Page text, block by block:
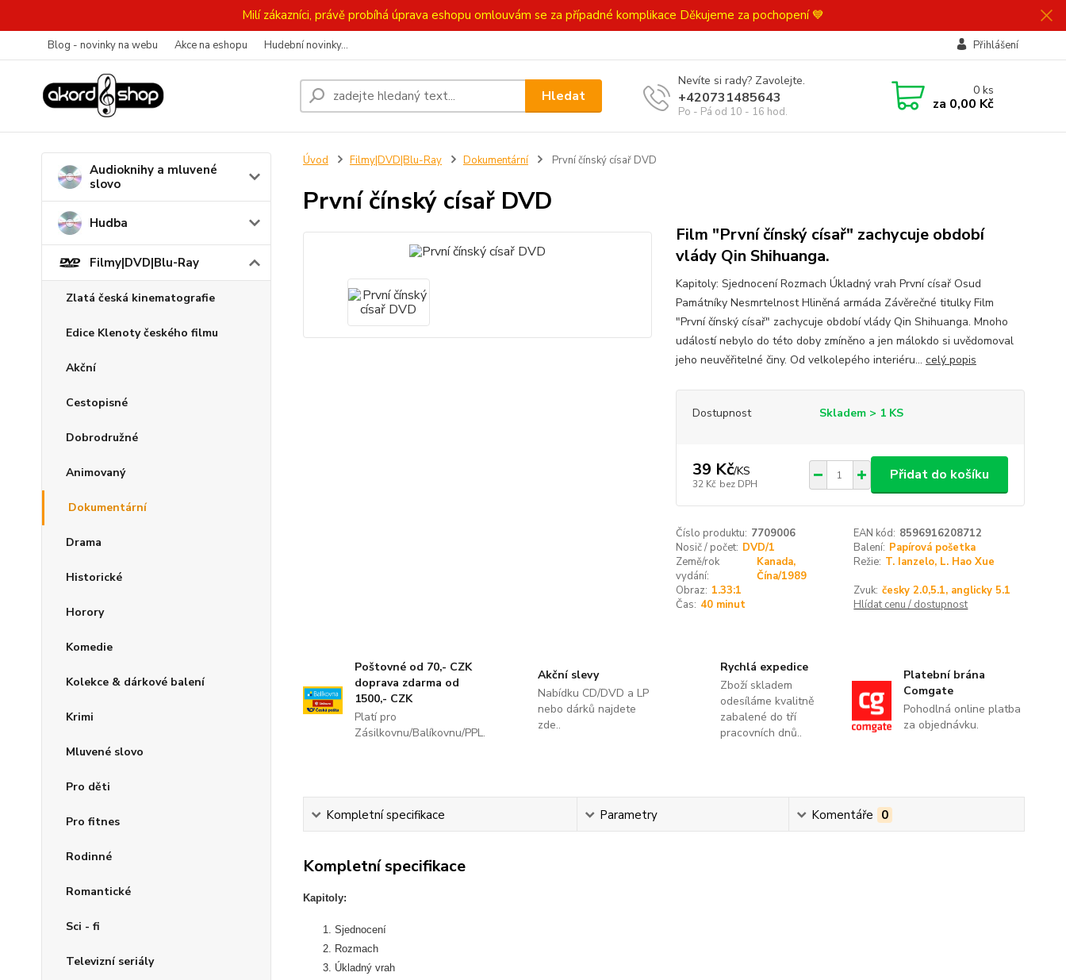
Milí zákazníci, právě probíhá úprava eshopu omlouvám se za případné komplikace Děkujeme za pochopení 💙
Blog - novinky na webu Akce na eshopu Hudební novinky... Přihlášení
Hledat
Nevíte si rady? Zavolejte.
+420731485643
Po - Pá od 10 - 16 hod.
0ks
za 0,00 Kč
Audioknihy a mluvené
slovo
Hudba
Filmy|DVD|Blu-Ray
Zlatá česká kinematografie
Edice Klenoty českého filmu
Akční
Cestopisné
Dobrodružné
Animovaný
Dokumentární
Drama
Historické
Horory
Komedie
Kolekce & dárkové balení
Krimi
Mluvené slovo
Pro děti
Pro fitnes
Rodinné
Romantické
Sci - fi
Televizní seriály
Úvod Filmy|DVD|Blu-Ray Dokumentární První čínský císař DVD
První čínský císař DVD
Film "První čínský císař" zachycuje období
vlády Qin Shihuanga.
Kapitoly: Sjednocení Rozmach Úkladný vrah První císař Osud
Památníky Nesmrtelnost Hliněná armáda Závěrečné titulky Film
"První čínský císař" zachycuje období vlády Qin Shihuanga. Mnoho
událostí nebylo do této doby zmíněno a jen málokdo si uvědomoval
jeho neuvěřitelné činy. Od velkolepého interiéru... celý popis
Dostupnost Skladem > 1 KS
39 Kč/KS
32 Kč bez DPH
Přidat do košíku
Číslo produktu: 7709006 EAN kód: 8596916208712
Nosič / počet: DVD/1 Balení: Papírová pošetka
Země/rok
vydání:
Kanada,
Čína/1989
Režie: T. Ianzelo, L. Hao Xue
Obraz: 1.33:1 Zvuk: česky 2.0,5.1, anglicky 5.1
Čas: 40 minut Hlídat cenu / dostupnost
Poštovné od 70,- CZK
doprava zdarma od
1500,- CZK
Platí pro
Zásilkovnu/Balíkovnu/PPL.
Akční slevy
Nabídku CD/DVD a LP
nebo dárků najdete
zde..
Rychlá expedice
Zboží skladem
odesíláme kvalitně
zabalené do tří
pracovních dnů..
Platební brána
Comgate
Pohodlná online platba
za objednávku.
Kompletní specifikace Parametry Komentáře 0
Kompletní specifikace
Kapitoly:
Sjednocení
Rozmach
Úkladný vrah